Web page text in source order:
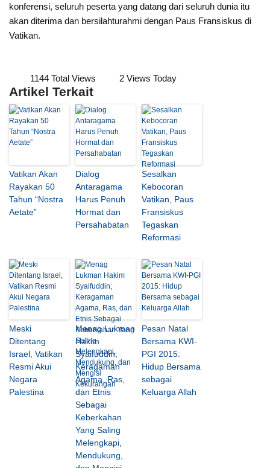
konferensi, seluruh peserta yang datang dari seluruh dunia itu
akan diterima dan bersilahturahmi dengan Paus Fransiskus di
Vatikan.
1144 Total Views 2 Views Today
Artikel Terkait
Vatikan Akan
Rayakan 50
Tahun “Nostra
Aetate”
Dialog
Antaragama
Harus Penuh
Hormat dan
Persahabatan
Sesalkan
Kebocoran
Vatikan, Paus
Fransiskus
Tegaskan
Reformasi
Meski
Ditentang
Israel, Vatikan
Resmi Akui
Negara
Palestina
Menag Lukman
Hakim
Syaifuddin;
Keragaman
Agama, Ras,
dan Etnis
Sebagai
Keberkahan
Yang Saling
Melengkapi,
Mendukung,
Pesan Natal
Bersama KWI-
PGI 2015:
Hidup Bersama
sebagai
Keluarga Allah